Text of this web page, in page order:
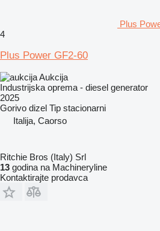
Plus
4
Plus Power GF2-60
Aukcija
Industrijska oprema - diesel generator
2025
Gorivo dizel Tip stacionarni
Italija, Caorso
Ritchie Bros (Italy) Srl
13 godina na Machineryline
Kontaktirajte prodavca